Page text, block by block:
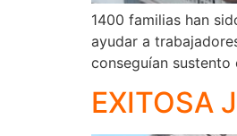
1400 familias han
ayudar a
conseguían
EXITOSA